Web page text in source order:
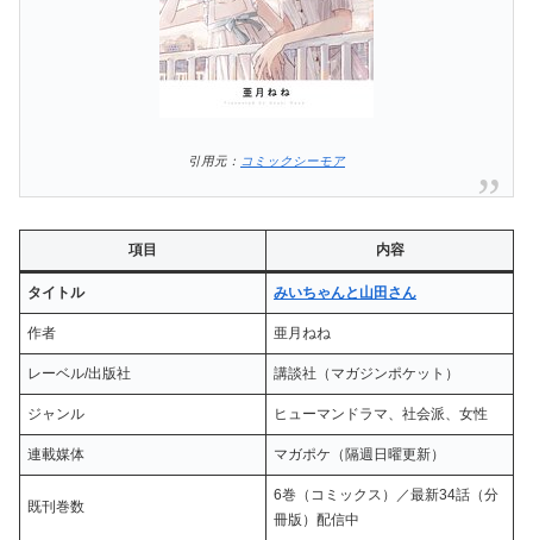
引用元： コミックシーモア
項目 内容
タイトル みいちゃんと山田さん
作者 亜月ねね
レーベル/出版社 講談社（マガジンポケット）
ジャンル ヒューマンドラマ、社会派、女性
連載媒体 マガポケ（隔週日曜更新）
既刊巻数
6巻（コミックス）／最新34話（分
冊版）配信中